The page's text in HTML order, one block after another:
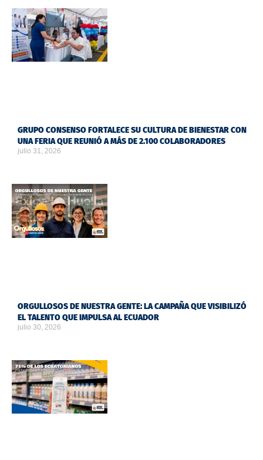
GRUPO CONSENSO FORTALECE SU CULTURA DE BIENESTAR CON
UNA FERIA QUE REUNIÓ A MÁS DE 2.100 COLABORADORES
julio 31, 2026
ORGULLOSOS DE NUESTRA GENTE: LA CAMPAÑA QUE VISIBILIZÓ
EL TALENTO QUE IMPULSA AL ECUADOR
julio 30, 2026